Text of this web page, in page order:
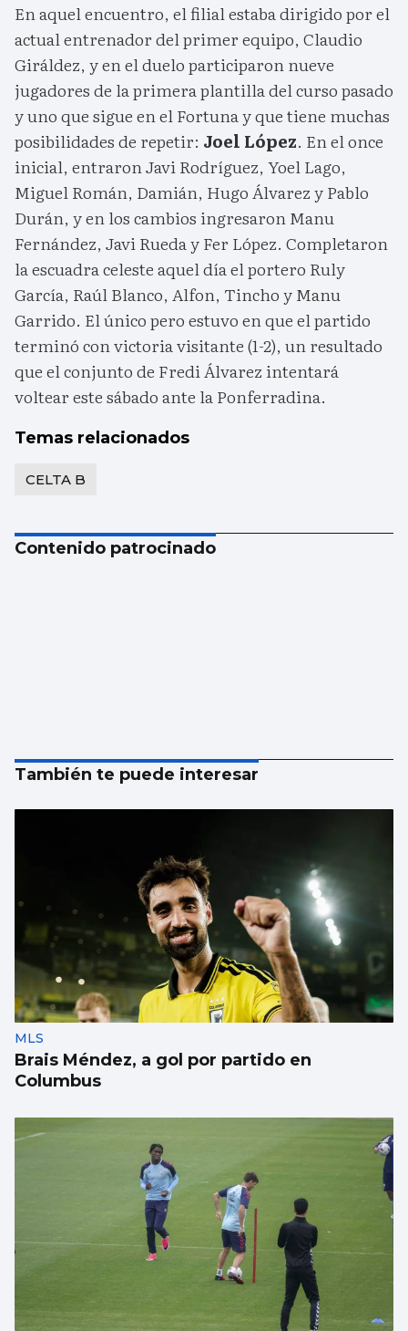
En aquel encuentro, el filial estaba dirigido por el
actual entrenador del primer equipo, Claudio
Giráldez, y en el duelo participaron nueve
jugadores de la primera plantilla del curso pasado
y uno que sigue en el Fortuna y que tiene muchas
posibilidades de repetir: Joel López. En el once
inicial, entraron Javi Rodríguez, Yoel Lago,
Miguel Román, Damián, Hugo Álvarez y Pablo
Durán, y en los cambios ingresaron Manu
Fernández, Javi Rueda y Fer López. Completaron
la escuadra celeste aquel día el portero Ruly
García, Raúl Blanco, Alfon, Tincho y Manu
Garrido. El único pero estuvo en que el partido
terminó con victoria visitante (1-2), un resultado
que el conjunto de Fredi Álvarez intentará
voltear este sábado ante la Ponferradina.
Temas relacionados
CELTA B
Contenido patrocinado
También te puede interesar
MLS
Brais Méndez, a gol por partido en
Columbus